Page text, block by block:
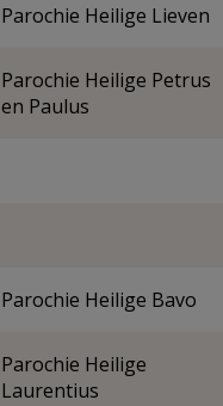
Parochie Heilige Lieven
Parochie Heilige Petrus
en Paulus
Parochie Heilige Bavo
Parochie Heilige
Laurentius